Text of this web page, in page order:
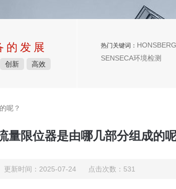
的发展
创新 高效
热门关键词：
SENSECA环境检测
呢？
量限位器是由哪几部分组成的
更新时间：2025-07-24 点击次数：531